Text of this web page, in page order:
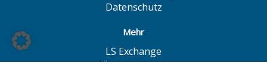
Datenschutz
Mehr
LS Exchange
BÖAG Börsen AG